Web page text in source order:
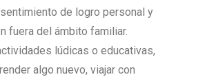
de logro personal y
fuera del ámbito familiar.
lúdicas o educativas,
algo nuevo, viajar con